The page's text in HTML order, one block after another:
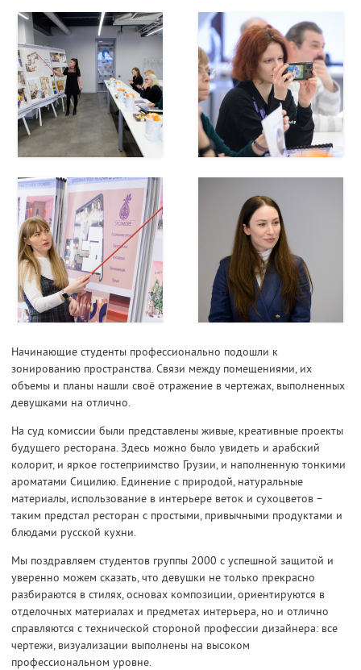
Начинающие студенты профессионально подошли к
зонированию пространства. Связи между помещениями, их
объемы и планы нашли своё отражение в чертежах, выполненных
девушками на отлично.
На суд комиссии были представлены живые, креативные проекты
будущего ресторана. Здесь можно было увидеть и арабский
колорит, и яркое гостеприимство Грузии, и наполненную тонкими
ароматами Сицилию. Единение с природой, натуральные
материалы, использование в интерьере веток и сухоцветов –
таким предстал ресторан с простыми, привычными продуктами и
блюдами русской кухни.
Мы поздравляем студентов группы 2000 с успешной защитой и
уверенно можем сказать, что девушки не только прекрасно
разбираются в стилях, основах композиции, ориентируются в
отделочных материалах и предметах интерьера, но и отлично
справляются с технической стороной профессии дизайнера: все
чертежи, визуализации выполнены на высоком
профессиональном уровне.